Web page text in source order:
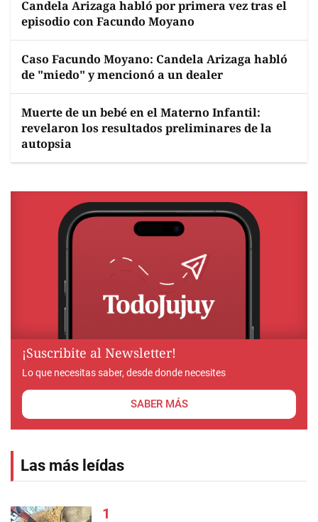
Candela Arizaga habló por primera vez tras el
episodio con Facundo Moyano
Caso Facundo Moyano: Candela Arizaga habló
de "miedo" y mencionó a un dealer
Muerte de un bebé en el Materno Infantil:
revelaron los resultados preliminares de la
autopsia
¡Suscribite al Newsletter!
Lo que necesitas saber, desde donde necesites
SABER MÁS
Las más leídas